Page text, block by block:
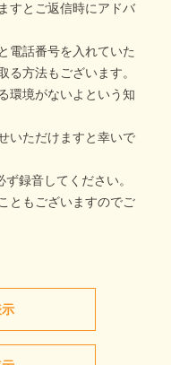
すとご返信時にアドバ
電話番号を入れていた
る方法もございます。
環境がないよという知
いただけますと幸いで
録音してください。
ともございますのでご